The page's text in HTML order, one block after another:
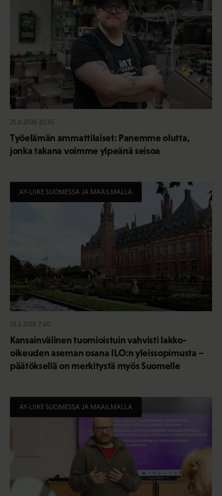
25.6.2026 10:35
Työelämän ammattilaiset: Panemme olutta,
jonka takana voimme ylpeänä seisoa
AY-LIIKE SUOMESSA JA MAAILMALLA
23.5.2026 7:40
Kansainvälinen tuomioistuin vahvisti lakko-
oikeuden aseman osana ILO:n yleissopimusta –
päätöksellä on merkitystä myös Suomelle
AY-LIIKE SUOMESSA JA MAAILMALLA